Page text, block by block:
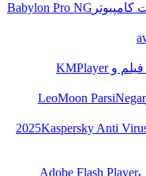
Babylon Pro NG
فیلم وKMPlayer
LeoMoon ParsiNegar
Kaspersky Anti
Adobe Flash Player